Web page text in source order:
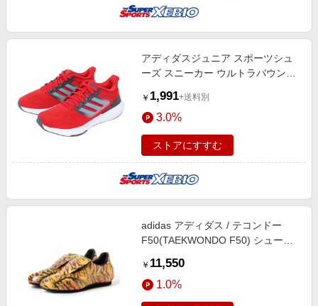
アディダスジュニア スポーツシュ
ーズ スニーカー ウルトラバウンス
￥ 1,991+送料別
3.0%
ストアにすすむ
adidas アディダス / テコンドー
F50(TAEKWONDO F50) シューズ
￥ 11,550
1.0%